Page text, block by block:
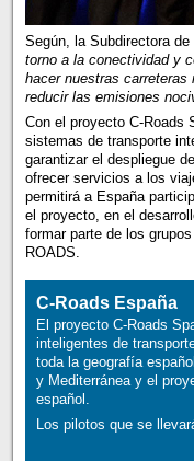
Según, la Subdirectora de
torno a la conectividad y
hacer nuestras
reducir las emisiones
Con el proyecto C-Roads
sistemas de transporte
garantizar el despliegue
ofrecer servicios a los
permitirá a España
el proyecto, en el
formar parte de los
ROADS.
C-Roads España
El proyecto C-Roads
inteligentes de
toda la geografía
y Mediterránea y el
español.
Los pilotos que se